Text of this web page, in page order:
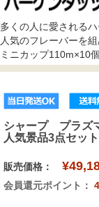
多くの人に愛される
人気のフレーバーを
ミニカップ110m×10
シャープ プラズ
人気景品3点セッ
販売価格：
会員還元ポイント：